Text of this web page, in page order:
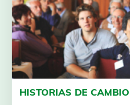
HISTORIAS DE CAMBIO